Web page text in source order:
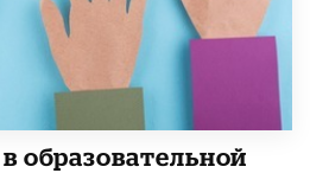
образовательной